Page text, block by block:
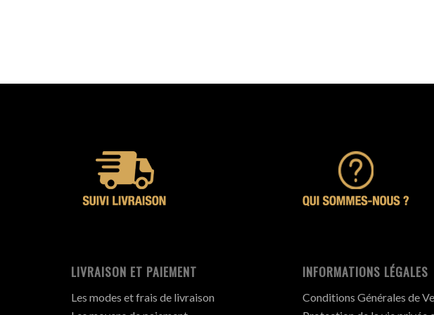
LIVRAISON ET PAIEMENT
Les modes et frais de livraison
INFORMATIONS LÉGALES
Conditions Générales de